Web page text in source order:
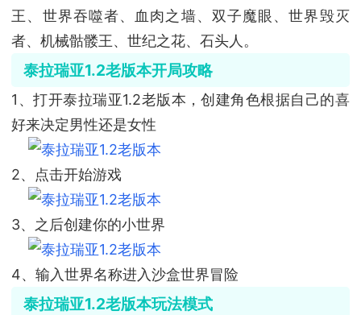
王、世界吞噬者、血肉之墙、双子魔眼、世界毁灭
者、机械骷髅王、世纪之花、石头人。
泰拉瑞亚1.2老版本开局攻略
1、打开泰拉瑞亚1.2老版本，创建角色根据自己的喜
好来决定男性还是女性
2、点击开始游戏
3、之后创建你的小世界
4、输入世界名称进入沙盒世界冒险
泰拉瑞亚1.2老版本玩法模式